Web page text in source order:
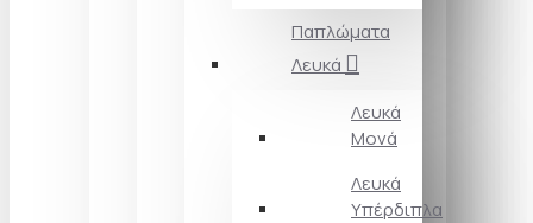
Παπλώματα
Λευκά
Λευκά
Μονά
Λευκά
Υπέρδιπλα